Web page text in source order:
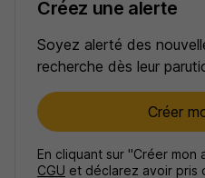
Créez une alerte
Soyez alerté des
recherche dès leur
Créer
En cliquant sur "Créer
CGU et déclarez avoir pris